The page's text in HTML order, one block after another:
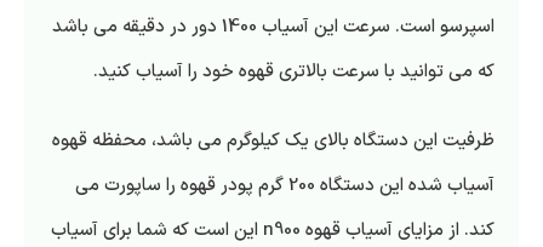
اسپرسو است. سرعت این آسیاب 1400 دور در دقیقه می باشد
که می توانید با سرعت بالاتری قهوه خود را آسیاب کنید.
ظرفیت این دستگاه بالای یک کیلوگرم می باشد، محفظه قهوه
آسیاب شده این دستگاه 200 گرم پودر قهوه را ساپورت می
کند. از مزایای آسیاب قهوه n900 این است که شما برای آسیاب